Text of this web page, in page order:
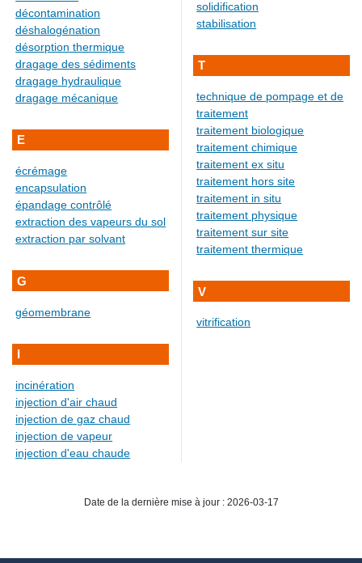
décontamination
déshalogénation
désorption thermique
dragage des sédiments
dragage hydraulique
dragage mécanique
E
écrémage
encapsulation
épandage contrôlé
extraction des vapeurs du sol
extraction par solvant
G
géomembrane
I
incinération
injection d'air chaud
injection de gaz chaud
injection de vapeur
injection d'eau chaude
solidification
stabilisation
T
technique de pompage et de
traitement
traitement biologique
traitement chimique
traitement ex situ
traitement hors site
traitement in situ
traitement physique
traitement sur site
traitement thermique
V
vitrification
Date de la dernière mise à jour : 2026-03-17